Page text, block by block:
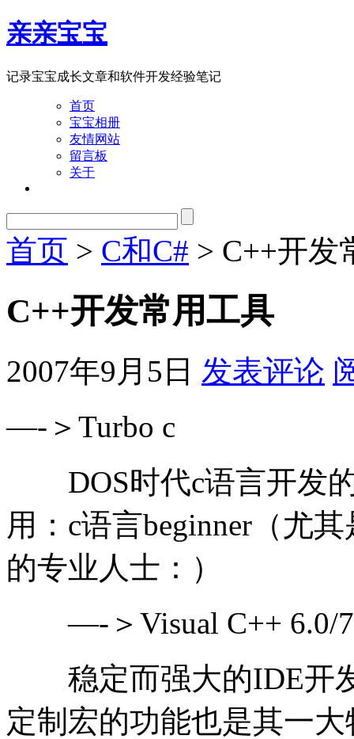
亲亲宝宝
记录宝宝成长文章和软件开发经验笔记
首页
宝宝相册
友情网站
留言板
关于
首页 > C和C# > C++开发
C++开发常用工具
2007年9月5日 发表评论
—-＞Turbo c
DOS时代c语言开发的
用：c语言beginner（尤
的专业人士：）
—-＞Visual C++ 6.0/
稳定而强大的IDE开
定制宏的功能也是其一